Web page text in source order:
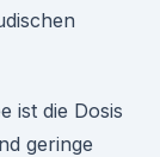
ist die Dosis
geringe